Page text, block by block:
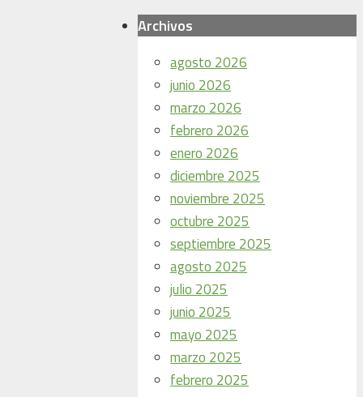
Archivos
agosto 2026
junio 2026
marzo 2026
febrero 2026
enero 2026
diciembre 2025
noviembre 2025
octubre 2025
septiembre 2025
agosto 2025
julio 2025
junio 2025
mayo 2025
marzo 2025
febrero 2025